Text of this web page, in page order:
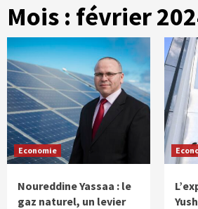
Mois : février
Economie
Noureddine Yassaa : le
gaz naturel, un levier